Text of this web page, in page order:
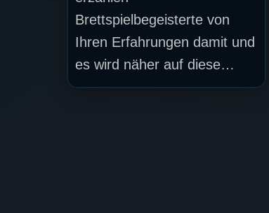
Brettspielbegeisterte von
Ihren Erfahrungen damit und
es wird näher auf diese…